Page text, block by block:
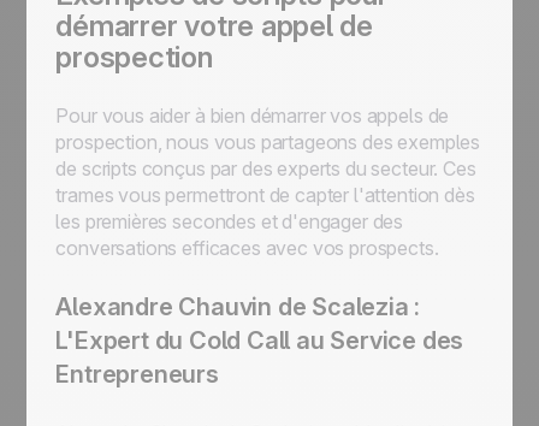
démarrer votre appel de
prospection
Pour vous aider à bien démarrer vos appels de
prospection, nous vous partageons des exemples
de scripts conçus par des experts du secteur. Ces
trames vous permettront de capter l'attention dès
les premières secondes et d'engager des
conversations efficaces avec vos prospects.
Alexandre Chauvin de Scalezia :
L'Expert du Cold Call au Service des
Entrepreneurs